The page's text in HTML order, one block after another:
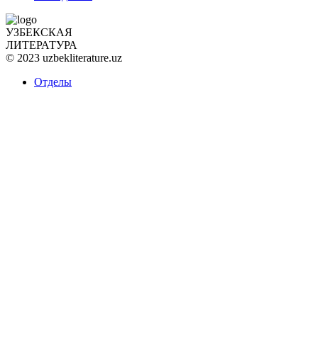
УЗБЕКСКАЯ
ЛИТЕРАТУРА
© 2023 uzbekliterature.uz
Отделы